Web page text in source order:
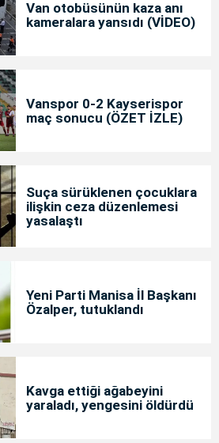
Van otobüsünün kaza anı
kameralara yansıdı (VİDEO)
Vanspor 0-2 Kayserispor
maç sonucu (ÖZET İZLE)
Suça sürüklenen çocuklara
ilişkin ceza düzenlemesi
yasalaştı
Yeni Parti Manisa İl Başkanı
Özalper, tutuklandı
Kavga ettiği ağabeyini
yaraladı, yengesini öldürdü